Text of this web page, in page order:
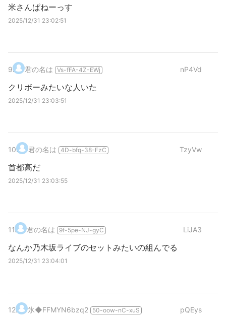
米さんぱねーっす
2025/12/31 23:02:51
9. 君の名は Vs-fFA-4Z-EWj nP4Vd
クリボーみたいな人いた
2025/12/31 23:03:51
10. 君の名は 4D-bfq-38-FzC TzyVw
首都高だ
2025/12/31 23:03:55
11. 君の名は 9f-5pe-NJ-gyC LiJA3
なんか乃木坂ライブのセットみたいの組んでる
2025/12/31 23:04:01
12. 氷◆FFMYN6bzq2 50-oow-nC-xuS pQEys